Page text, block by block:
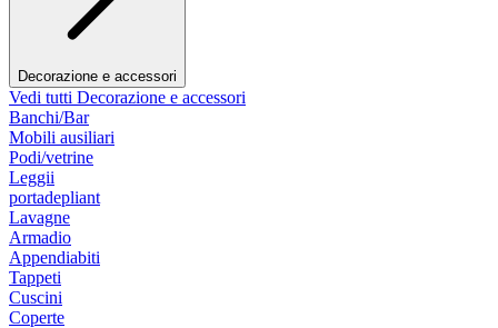
Decorazione e accessori
Vedi tutti Decorazione e accessori
Banchi/Bar
Mobili ausiliari
Podi/vetrine
Leggii
portadepliant
Lavagne
Armadio
Appendiabiti
Tappeti
Cuscini
Coperte